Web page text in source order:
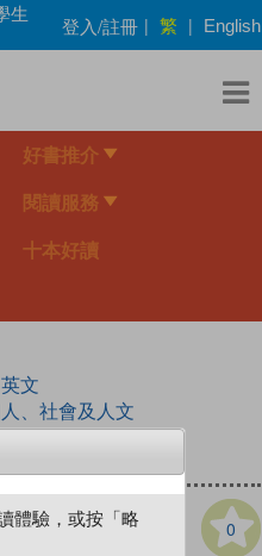
生
登入/註冊 | 繁 | English
好書推介
閱讀服務
十本好讀
英文
、社會及人文
Mad
0
體驗，或按「略